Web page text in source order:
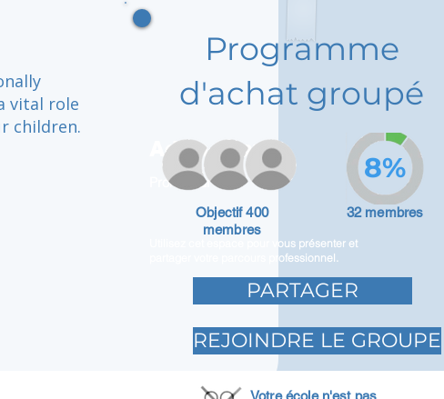
vital role
children.
Adam Caar
Promoteur
Utilisez cet espace pour vous présenter et
partager votre parcours professionnel.
Programme
d'achat groupé
Objectif 400
membres
32 membres
8%
PARTAGER
REJOINDRE LE GROUPE
Votre école n'est pas